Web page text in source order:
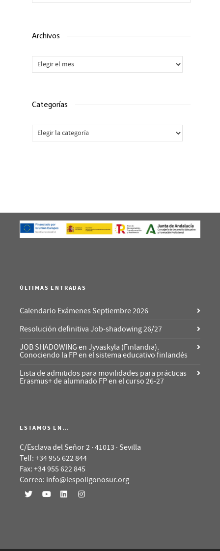
Archivos
Archivos
Categorías
Categorías
ÚLTIMAS ENTRADAS
Calendario Exámenes Septiembre 2026
Resolución definitiva Job-shadowing 26/27
JOB SHADOWING en Jyväskylä (Finlandia).
Conociendo la FP en el sistema educativo finlandés
Lista de admitidos para movilidades para prácticas
Erasmus+ de alumnado FP en el curso 26-27
ESTAMOS EN…
C/Esclava del Señor 2 · 41013 · Sevilla
Telf: +34 955 622 844
Fax: +34 955 622 845
Correo: info@iespoligonosur.org